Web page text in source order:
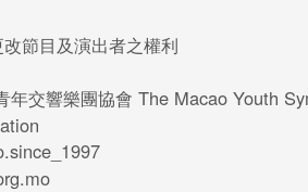
節目及演出者之權利
年交響樂團協會 The Macao Youth